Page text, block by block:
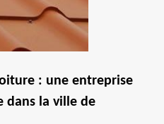
: une entreprise
dans la ville de